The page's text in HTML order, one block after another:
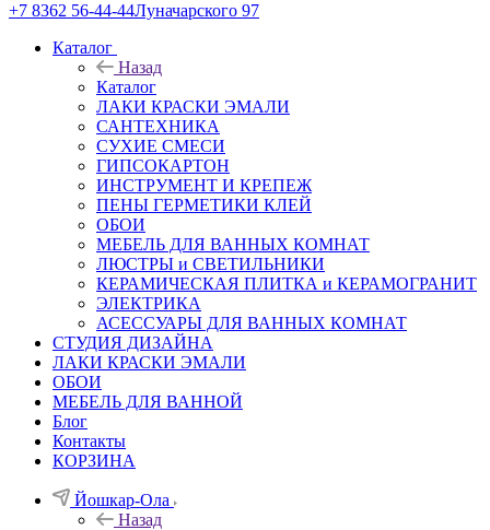
+7 8362 56-44-44Луначарского 97
Каталог
Назад
Каталог
ЛАКИ КРАСКИ ЭМАЛИ
САНТЕХНИКА
СУХИЕ СМЕСИ
ГИПСОКАРТОН
ИНСТРУМЕНТ И КРЕПЕЖ
ПЕНЫ ГЕРМЕТИКИ КЛЕЙ
ОБОИ
МЕБЕЛЬ ДЛЯ ВАННЫХ КОМНАТ
ЛЮСТРЫ и СВЕТИЛЬНИКИ
КЕРАМИЧЕСКАЯ ПЛИТКА и КЕРАМОГРАНИТ
ЭЛЕКТРИКА
АСЕССУАРЫ ДЛЯ ВАННЫХ КОМНАТ
СТУДИЯ ДИЗАЙНА
ЛАКИ КРАСКИ ЭМАЛИ
ОБОИ
МЕБЕЛЬ ДЛЯ ВАННОЙ
Блог
Контакты
КОРЗИНА
Йошкар-Ола
Назад